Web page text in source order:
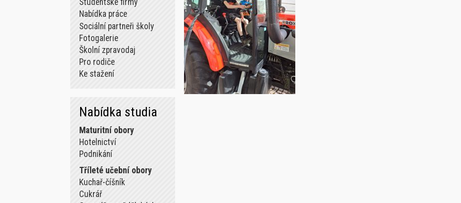
Studentské firmy
Nabídka práce
Sociální partneři školy
Fotogalerie
Školní zpravodaj
Pro rodiče
Ke stažení
Nabídka studia
Maturitní obory
Hotelnictví
Podnikání
Tříleté učební obory
Kuchař-číšník
Cukrář